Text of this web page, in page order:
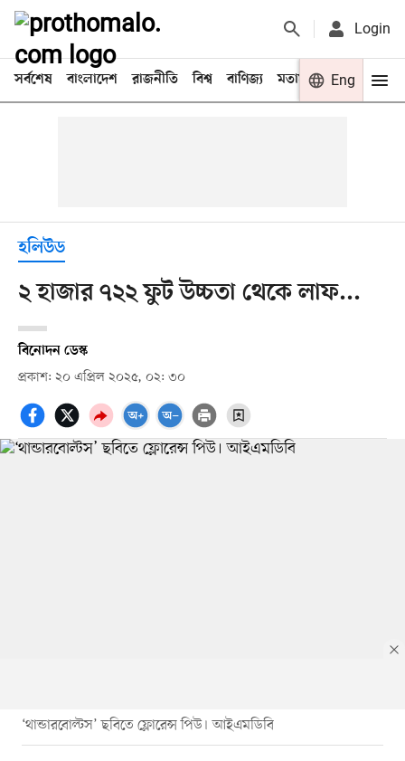
Login
সর্বশেষ বাংলাদেশ রাজনীতি বিশ্ব বাণিজ্য মতামত খেলা
Eng
হলিউড
২ হাজার ৭২২ ফুট উচ্চতা থেকে লাফ...
বিনোদন ডেস্ক
প্রকাশ: ২০ এপ্রিল ২০২৫, ০২: ৩০
‘থান্ডারবোল্টস’ ছবিতে ফ্লোরেন্স পিউ। আইএমডিবি